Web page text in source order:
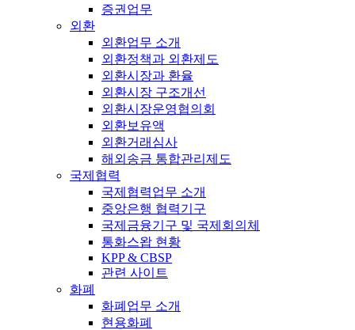
증권업무
외환
외환업무 소개
외환정책과 외환제도
외환시장과 환율
외환시장 구조개선
외환시장운영협의회
외환보유액
외환거래심사
해외송금 통합관리제도
국제협력
국제협력업무 소개
중앙은행 협력기구
국제금융기구 및 국제회의체
통화스왑 현황
KPP & CBSP
관련 사이트
화폐
화폐업무 소개
현용화폐